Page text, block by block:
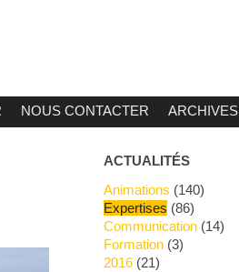
NOUS CONTACTER ARCHIVES
ACTUALITÉS
Animations (140)
Expertises (86)
Communication (14)
Formation (3)
2016 (21)